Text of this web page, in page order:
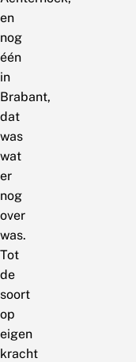
en
nog
één
in
Brabant,
dat
was
wat
er
nog
over
was.
Tot
de
soort
op
eigen
kracht